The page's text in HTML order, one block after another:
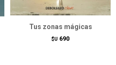
Tus zonas mágicas
$U 690